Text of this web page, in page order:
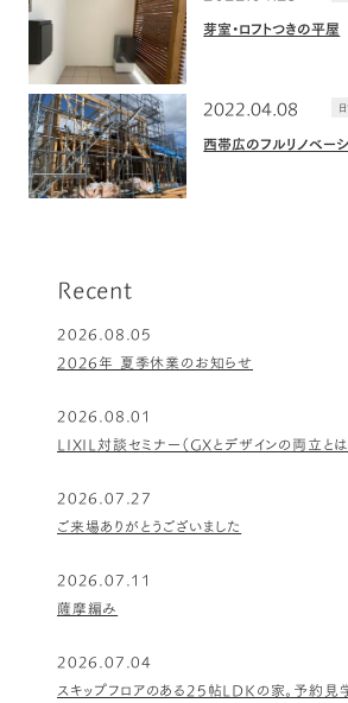
芽室・ロフトつきの平屋
西帯広のフルリノベー
2022.04.08
Recent
2026.08.05
2026年 夏季休業のお知らせ
2026.08.01
LIXIL対談セミナー（GXとデザインの両立とは
2026.07.27
ご来場ありがとうございました
2026.07.11
薩摩編み
2026.07.04
スキップフロアのある25帖LDKの家。予約見